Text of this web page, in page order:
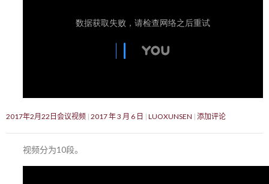
2017年2月22日会议视频 2017 年 3 月 6 日 LUOXUNSEN 添加评论
视频分为10段。